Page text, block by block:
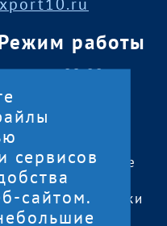
работы
— чт:09:00 —
пт:09:00 — 17:00
с 13:00 до
вс— выходные
Республики
сервисов
сайтом.